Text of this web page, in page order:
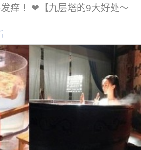
痒！ ❤【九层塔的9大好处～